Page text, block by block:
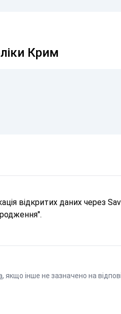
Крим
відкритих даних через
, якщо інше не зазначено на